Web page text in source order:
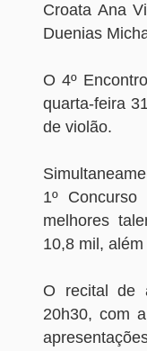
Croata Ana
Duenias
O 4º
quarta-feira
de violão.
1º
melhores
10,8 mil,
O recital de
20h30, com